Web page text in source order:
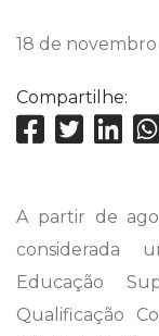
18 de novembro
Compartilhe:
A partir de
considerada
Educação
Qualificação